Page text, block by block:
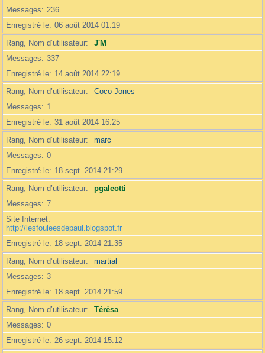
Messages
236
Enregistré le 06 août 2014 01:19
Rang, Nom d’utilisateur
J'M
Messages
337
Enregistré le
14 août 2014 22:19
Rang, Nom d’utilisateur
Coco Jones
Messages
1
Enregistré le 31 août 2014 16:25
Rang, Nom d’utilisateur
marc
Messages
0
Enregistré le
18 sept. 2014 21:29
Rang, Nom d’utilisateur
pgaleotti
Messages
7
Site Internet
http://lesfouleesdepaul.blogspot.fr
Enregistré le
18 sept. 2014 21:35
Rang, Nom d’utilisateur
martial
Messages
3
Enregistré le
18 sept. 2014 21:59
Rang, Nom d’utilisateur
Térèsa
Messages
0
Enregistré le 26 sept. 2014 15:12